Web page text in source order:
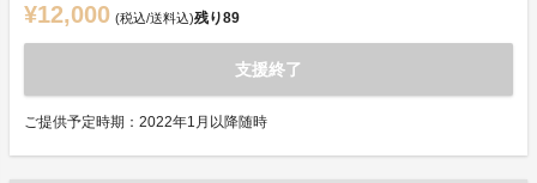
¥12,000 (税込/送料込)残り89
支援終了
ご提供予定時期：2022年1月以降随時